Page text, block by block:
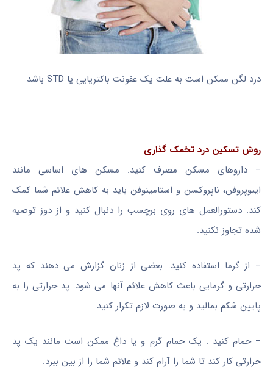
درد لگن ممکن است به علت یک عفونت باکتریایی یا STD باشد
روش تسکین درد تخمک گذاری
– داروهای مسکن مصرف کنید. مسکن های اساسی مانند
ایبوپروفن، ناپروکسن و استامینوفن باید به کاهش علائم شما کمک
کند. دستورالعمل های روی برچسب را دنبال کنید و از دوز توصیه
شده تجاوز نکنید.
– از گرما استفاده کنید. بعضی از زنان گزارش می دهند که پد
حرارتی و گرمایی باعث کاهش علائم آنها می شود. پد حرارتی را به
پایین شکم بمالید و به صورت لازم تکرار کنید.
– حمام کنید . یک حمام گرم و یا داغ ممکن است مانند یک پد
حرارتی کار کند تا شما را آرام کند و علائم شما را از بین ببرد.